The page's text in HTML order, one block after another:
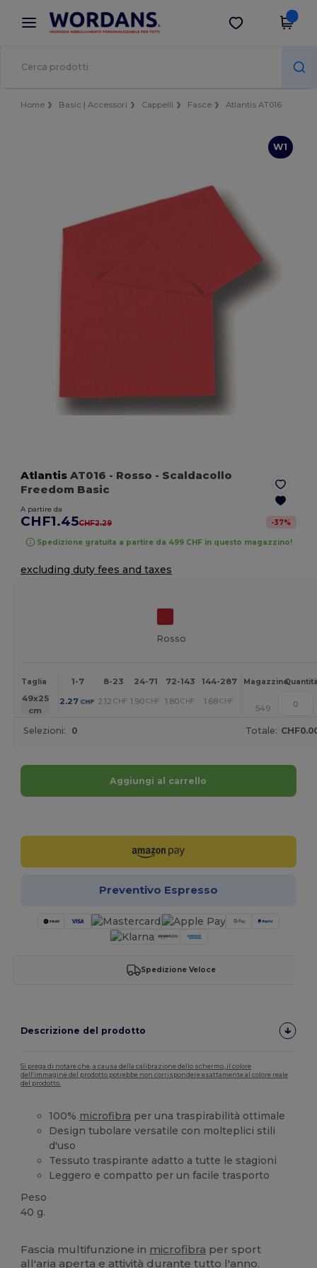
× App Wordans
Prezzi migliori sull'app!
Scarica app
Home Basic | Accessori Cappelli Fasce Atlantis AT016
W1
Atlantis AT016 - Rosso - Scaldacollo
Freedom Basic
A partire da
CHF1.45CHF2.29 -37%
Spedizione gratuita a partire da 499 CHF in questo magazzino!
excluding duty fees and taxes
Rosso
Taglia 1-7 8-23 24-71 72-143 144-287 288 + Altri
Magazzino
49x25
cm
2.27 CHF 2.12 CHF 1.90 CHF 1.80 CHF 1.68 CHF
549
Selezioni: 0 Totale:
Aggiungi al carrello
Preventivo Espresso
Spedizione Veloce
Descrizione del prodotto
Si prega di notare che, a causa della calibrazione dello schermo, il colore
dell'immagine del prodotto potrebbe non corrispondere esattamente al colore reale
del prodotto.
100% microfibra per una traspirabilità ottimale
Design tubolare versatile con molteplici stili
d'uso
Tessuto traspirante adatto a tutte le stagioni
Leggero e compatto per un facile trasporto
Peso
40 g.
Fascia multifunzione in microfibra per sport
all'aria aperta e attività durante tutto l'anno.